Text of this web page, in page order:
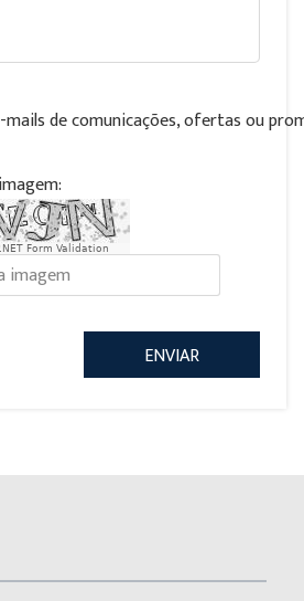
de comunicações, ofertas ou
Form Validation
ENVIAR